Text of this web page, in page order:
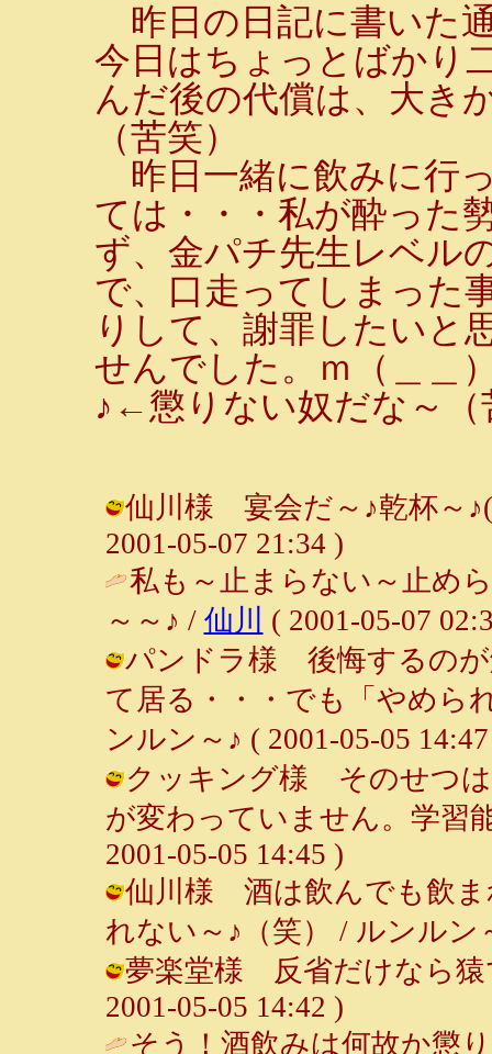
昨日の日記に書いた
今日はちょっとばかり
んだ後の代償は、大き
（苦笑）
昨日一緒に飲みに行
ては・・・私が酔った
ず、金パチ先生レベル
で、口走ってしまった
りして、謝罪したいと
せんでした。ｍ（＿＿
♪←懲りない奴だな～（
仙川様 宴会だ～♪乾杯～
2001-05-07 21:34 )
私も～止まらない～止め
～～♪ / 仙川
( 2001-05-07
パンドラ様 後悔するのが
て居る・・・でも「やめら
ンルン～♪ ( 2001-05-05
クッキング様 そのせつは
が変わっていません。学習
2001-05-05 14:45 )
仙川様 酒は飲んでも飲ま
れない～♪（笑） / ルンルン
夢楽堂様 反省だけなら猿
2001-05-05 14:42 )
そう！酒飲みは何故か懲